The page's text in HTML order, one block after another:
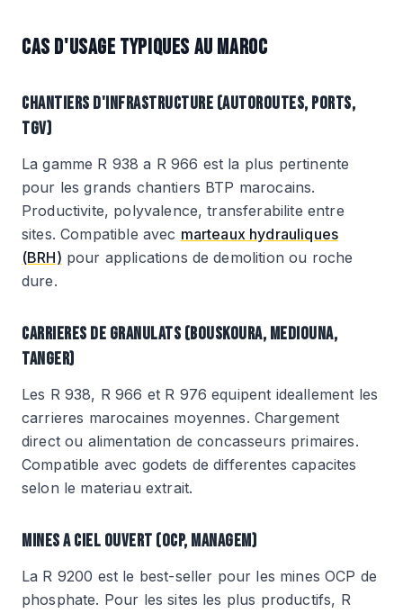
CAS D'USAGE TYPIQUES AU MAROC
CHANTIERS D'INFRASTRUCTURE (AUTOROUTES, PORTS,
TGV)
La gamme R 938 a R 966 est la plus pertinente
pour les grands chantiers BTP marocains.
Productivite, polyvalence, transferabilite entre
sites. Compatible avec marteaux hydrauliques
(BRH) pour applications de demolition ou roche
dure.
CARRIERES DE GRANULATS (BOUSKOURA, MEDIOUNA,
TANGER)
Les R 938, R 966 et R 976 equipent ideallement les
carrieres marocaines moyennes. Chargement
direct ou alimentation de concasseurs primaires.
Compatible avec godets de differentes capacites
selon le materiau extrait.
MINES A CIEL OUVERT (OCP, MANAGEM)
La R 9200 est le best-seller pour les mines OCP de
phosphate. Pour les sites les plus productifs, R